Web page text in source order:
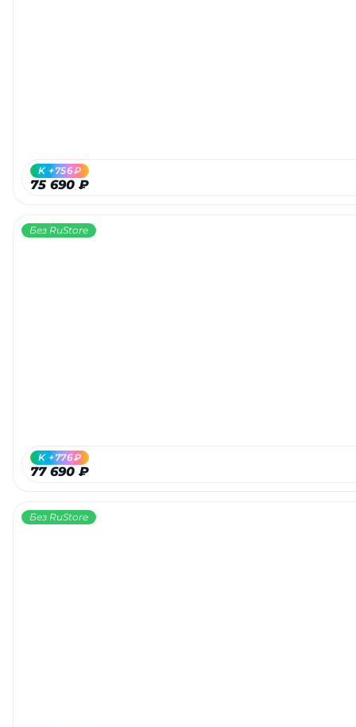
75 690 ₽
K +756₽
Без RuStore
77 690 ₽
K +776₽
Без RuStore